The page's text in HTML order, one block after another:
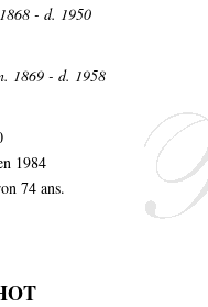
- d. 1950
1869 - d. 1958
1984
74 ans.